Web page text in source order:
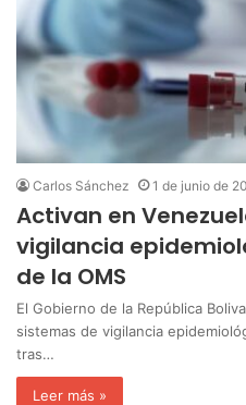
Carlos Sánchez 1 de junio de
Activan en
vigilancia
de la OMS
El Gobierno de la República
sistemas de vigilancia
tras…
Leer más »